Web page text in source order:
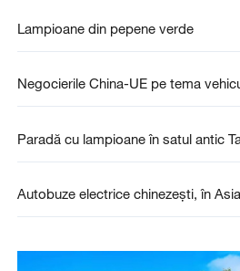
Lampioane din pepene verde
Negocierile China-UE pe tema
Paradă cu lampioane în satul antic
Autobuze electrice chinezești, în